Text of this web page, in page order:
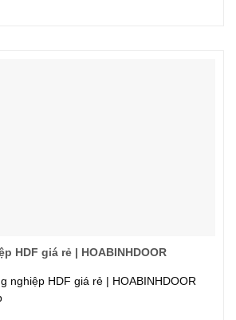
HDF giá rẻ | HOABINHDOOR
nghiệp HDF giá rẻ | HOABINHDOOR